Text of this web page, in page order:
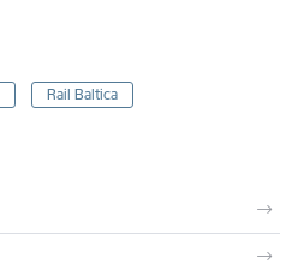
Rail Baltica